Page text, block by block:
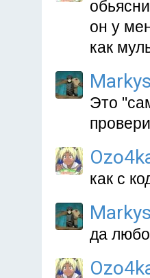
он у
как
Это
как с
да